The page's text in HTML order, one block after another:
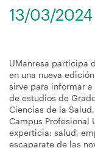
13/03/2024
UManresa participa
en una nueva
sirve para informar
de estudios de
Ciencias de la
Campus Profesional
experticia: salud,
escaparate de las